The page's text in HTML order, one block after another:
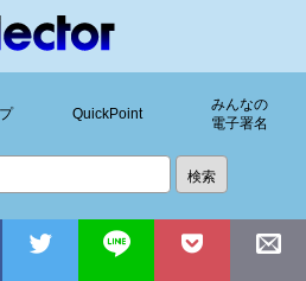
QuickPoint
みんなの
電子署名